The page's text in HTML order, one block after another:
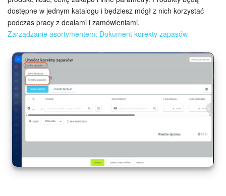
ZAŁÓŻ KONTO
LOGOWANIE
dostępne w jednym katalogu i będziesz mógł z nich korzystać
podczas pracy z dealami i zamówieniami.
Zarządzanie asortymentem: Dokument korekty zapasów